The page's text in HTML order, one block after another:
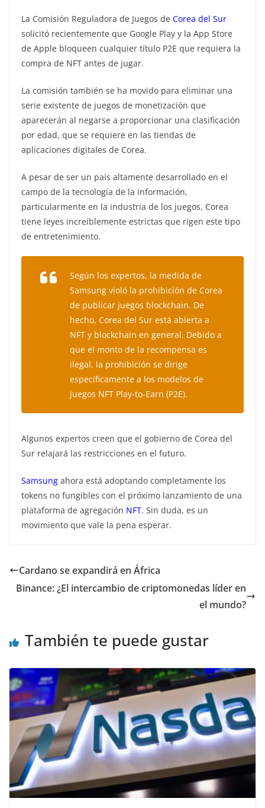
La Comisión Reguladora de Juegos de Corea del Sur
solicitó recientemente que Google Play y la App Store
de Apple bloqueen cualquier título P2E que requiera la
compra de NFT antes de jugar.
La comisión también se ha movido para eliminar una
serie existente de juegos de monetización que
aparecerán al negarse a proporcionar una clasificación
por edad, que se requiere en las tiendas de
aplicaciones digitales de Corea.
A pesar de ser un país altamente desarrollado en el
campo de la tecnología de la información,
particularmente en la industria de los juegos, Corea
tiene leyes increíblemente estrictas que rigen este tipo
de entretenimiento.
Según los expertos, la medida de
Samsung violó la prohibición de Corea
de publicar juegos blockchain. De
hecho, Corea del Sur está abierta a
NFT y blockchain en general. Debido a
que el monto de la recompensa es
ilegal, la prohibición se dirige
específicamente a los modelos de
juegos NFT Play-to-Earn (P2E).
Algunos expertos creen que el gobierno de Corea del
Sur relajará las restricciones en el futuro.
Samsung ahora está adoptando completamente los
tokens no fungibles con el próximo lanzamiento de una
plataforma de agregación NFT. Sin duda, es un
movimiento que vale la pena esperar.
Cardano se expandirá en África
Binance: ¿El intercambio de criptomonedas líder en
el mundo?
También te puede gustar